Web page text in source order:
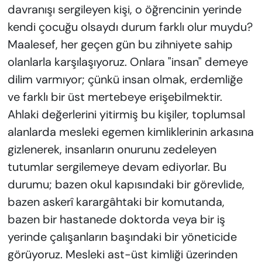
davranışı sergileyen kişi, o öğrencinin yerinde
kendi çocuğu olsaydı durum farklı olur muydu?
Maalesef, her geçen gün bu zihniyete sahip
olanlarla karşılaşıyoruz. Onlara "insan" demeye
dilim varmıyor; çünkü insan olmak, erdemliğe
ve farklı bir üst mertebeye erişebilmektir.
Ahlaki değerlerini yitirmiş bu kişiler, toplumsal
alanlarda mesleki egemen kimliklerinin arkasına
gizlenerek, insanların onurunu zedeleyen
tutumlar sergilemeye devam ediyorlar. Bu
durumu; bazen okul kapısındaki bir görevlide,
bazen askerî karargâhtaki bir komutanda,
bazen bir hastanede doktorda veya bir iş
yerinde çalışanların başındaki bir yöneticide
görüyoruz. Mesleki ast-üst kimliği üzerinden